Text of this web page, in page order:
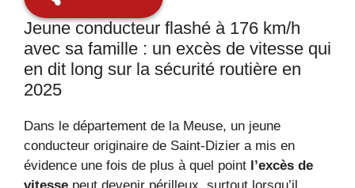
Jeune conducteur flashé à 176 km/h
avec sa famille : un excès de vitesse qui
en dit long sur la sécurité routière en
2025
Dans le département de la Meuse, un jeune
conducteur originaire de Saint-Dizier a mis en
évidence une fois de plus à quel point l’excès de